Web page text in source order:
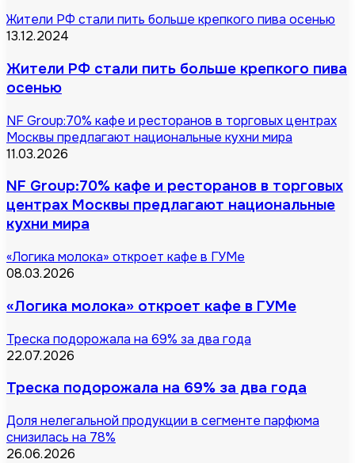
Жители РФ стали пить больше крепкого пива осенью
13.12.2024
Жители РФ стали пить больше крепкого пива
осенью
NF Group:70% кафе и ресторанов в торговых центрах
Москвы предлагают национальные кухни мира
11.03.2026
NF Group:70% кафе и ресторанов в торговых
центрах Москвы предлагают национальные
кухни мира
«Логика молока» откроет кафе в ГУМе
08.03.2026
«Логика молока» откроет кафе в ГУМе
Треска подорожала на 69% за два года
22.07.2026
Треска подорожала на 69% за два года
Доля нелегальной продукции в сегменте парфюма
снизилась на 78%
26.06.2026